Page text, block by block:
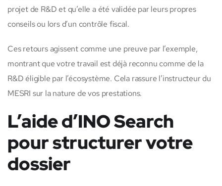
projet de R&D et qu’elle a été validée par leurs propres
conseils ou lors d’un contrôle fiscal.
Ces retours agissent comme une preuve par l’exemple,
montrant que votre travail est déjà reconnu comme de la
R&D éligible par l’écosystème. Cela rassure l’instructeur du
MESRI sur la nature de vos prestations.
L’aide d’INO Search
pour structurer votre
dossier